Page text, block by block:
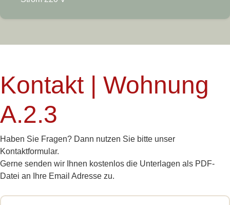
Kontakt | Wohnung
A.2.3
Haben Sie Fragen? Dann nutzen Sie bitte unser
Kontaktformular.
Gerne senden wir Ihnen kostenlos die Unterlagen als PDF-
Datei an Ihre Email Adresse zu.